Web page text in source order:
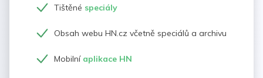
Tištěné speciály
Obsah webu HN.cz včetně speciálů a archivu
Mobilní aplikace HN